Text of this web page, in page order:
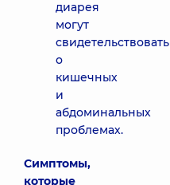
диарея
могут
свидетельствовать
о
кишечных
и
абдоминальных
проблемах.
Симптомы,
которые